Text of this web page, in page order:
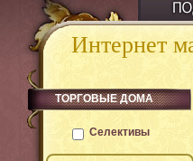
Интернет
ТОРГОВЫЕ ДОМА
Селективы